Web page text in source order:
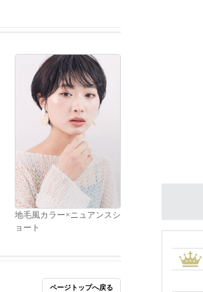
地毛風カラー×ニュアンスシ
ョート
ページトップへ戻る